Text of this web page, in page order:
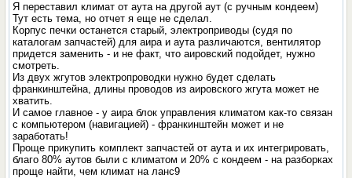
Я переставил климат от аута на другой аут (с ручным кондеем)
Тут есть тема, но отчет я еще не сделал.
Корпус печки останется старый, электроприводы (судя по
каталогам запчастей) для аира и аута различаются, вентилятор
придется заменить - и не факт, что аировский подойдет, нужно
смотреть.
Из двух жгутов электропроводки нужно будет сделать
франкинштейна, длины проводов из аировского жгута может не
хватить.
И самое главное - у аира блок управления климатом как-то связан
с компьютером (навигацией) - франкинштейн может и не
заработать!
Проще прикупить комплект запчастей от аута и их интегрировать,
благо 80% аутов были с климатом и 20% с кондеем - на разборках
проще найти, чем климат на ланс9